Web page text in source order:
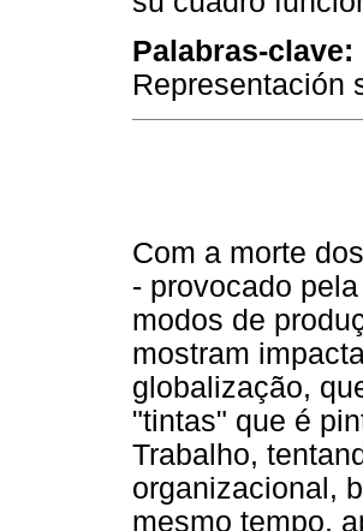
Palabras-clave:
Representación
Com a morte
- provocado
modos de
mostram
globalização,
"tintas" que é
Trabalho,
organizacional,
mesmo tempo,